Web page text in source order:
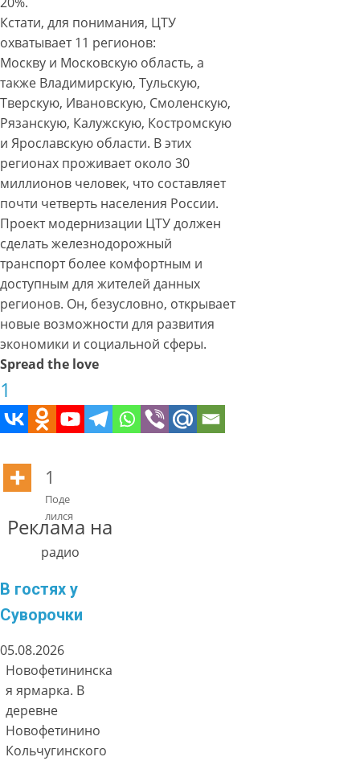
Кстати, для понимания, ЦТУ
охватывает 11 регионов:
Москву и Московскую область, а
также Владимирскую, Тульскую,
Тверскую, Ивановскую, Смоленскую,
Рязанскую, Калужскую, Костромскую
и Ярославскую области. В этих
регионах проживает около 30
миллионов человек, что составляет
почти четверть населения России.
Проект модернизации ЦТУ должен
сделать железнодорожный
транспорт более комфортным и
доступным для жителей данных
регионов. Он, безусловно, открывает
новые возможности для развития
экономики и социальной сферы.
Spread the love
1
1
Поде
лился
Реклама на
радио
В гостях у
Суворочки
05.08.2026
Новофетининска
я ярмарка. В
деревне
Новофетинино
Кольчугинского